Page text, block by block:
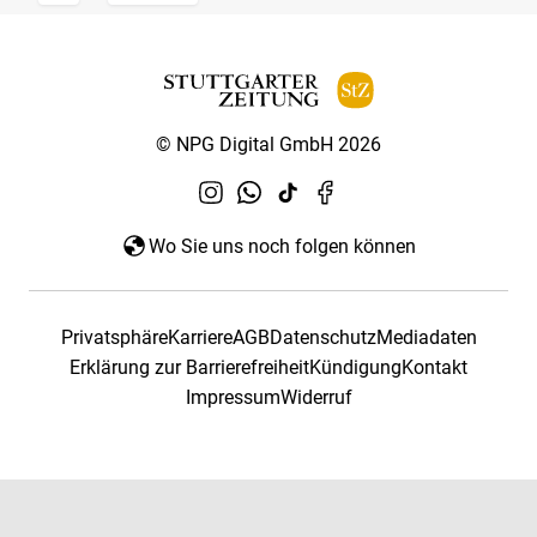
© NPG Digital GmbH 2026
Wo Sie uns noch folgen können
PrivatsphäreKarriereAGBDatenschutzMediadaten
Erklärung zur BarrierefreiheitKündigungKontakt
ImpressumWiderruf